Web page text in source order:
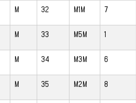
M 32 M1M 7
M 33 M5M 1
M 34 M3M 6
M 35 M2M 8